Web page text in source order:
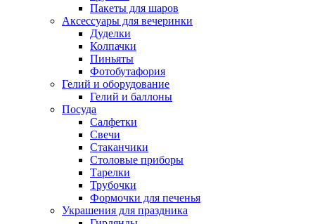
Пакеты для шаров
Аксессуары для вечеринки
Дуделки
Колпачки
Пиньяты
Фотобутафория
Гелий и оборудование
Гелий и баллоны
Посуда
Салфетки
Свечи
Стаканчики
Столовые приборы
Тарелки
Трубочки
Формочки для печенья
Украшения для праздника